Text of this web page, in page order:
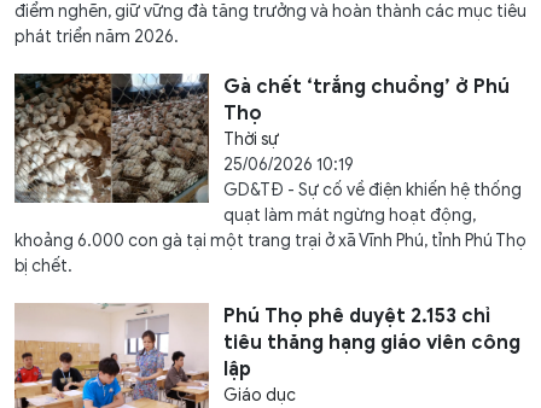
điểm nghẽn, giữ vững đà tăng trưởng và hoàn thành các mục tiêu
phát triển năm 2026.
Gà chết ‘trắng chuồng’ ở Phú
Thọ
Thời sự
25/06/2026 10:19
GD&TĐ - Sự cố về điện khiến hệ thống
quạt làm mát ngừng hoạt động,
khoảng 6.000 con gà tại một trang trại ở xã Vĩnh Phú, tỉnh Phú Thọ
bị chết.
Phú Thọ phê duyệt 2.153 chỉ
tiêu thăng hạng giáo viên công
lập
Giáo dục